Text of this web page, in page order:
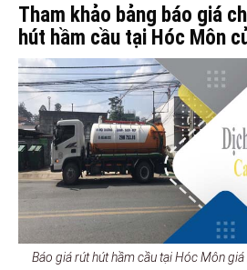
Tham khảo bảng báo giá
hút hầm cầu tại Hóc Môn
Báo giá rút hút hầm cầu tại Hóc Môn giá